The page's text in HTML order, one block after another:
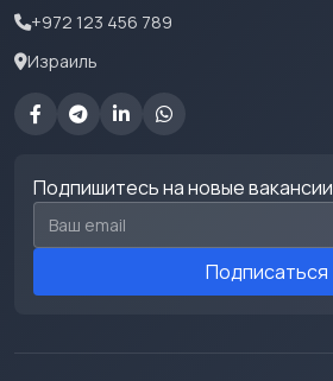
+972 123 456 789
Израиль
Подпишитесь на новые вакансии
Email для подписки
Подписаться